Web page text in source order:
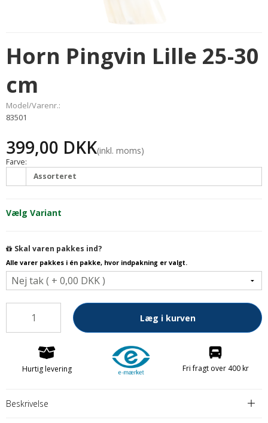
Horn Pingvin Lille 25-30
cm
Model/Varenr.:
83501
399,00 DKK(inkl. moms)
Farve:
Assorteret
Vælg Variant
Skal varen pakkes ind?
Alle varer pakkes i én pakke, hvor indpakning er valgt.
Læg i kurven
Hurtig levering Fri fragt over 400 kr
Beskrivelse